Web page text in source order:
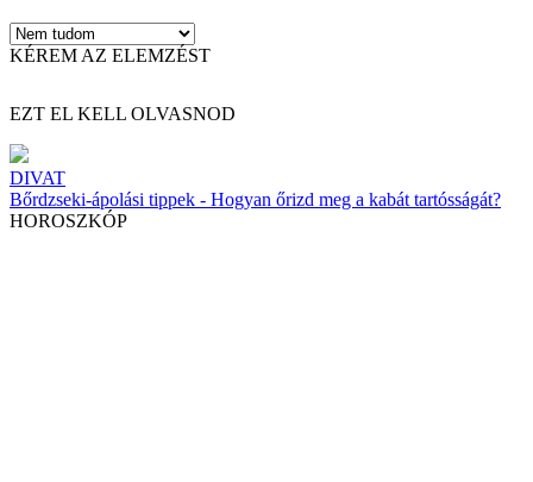
KÉREM AZ ELEMZÉST
EZT EL KELL OLVASNOD
DIVAT
Bőrdzseki-ápolási tippek - Hogyan őrizd meg a kabát tartósságát?
HOROSZKÓP